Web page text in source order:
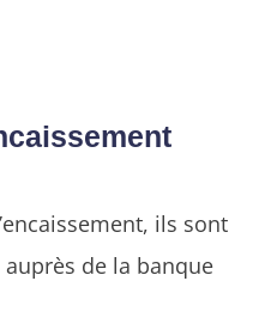
ils sont
de la banque